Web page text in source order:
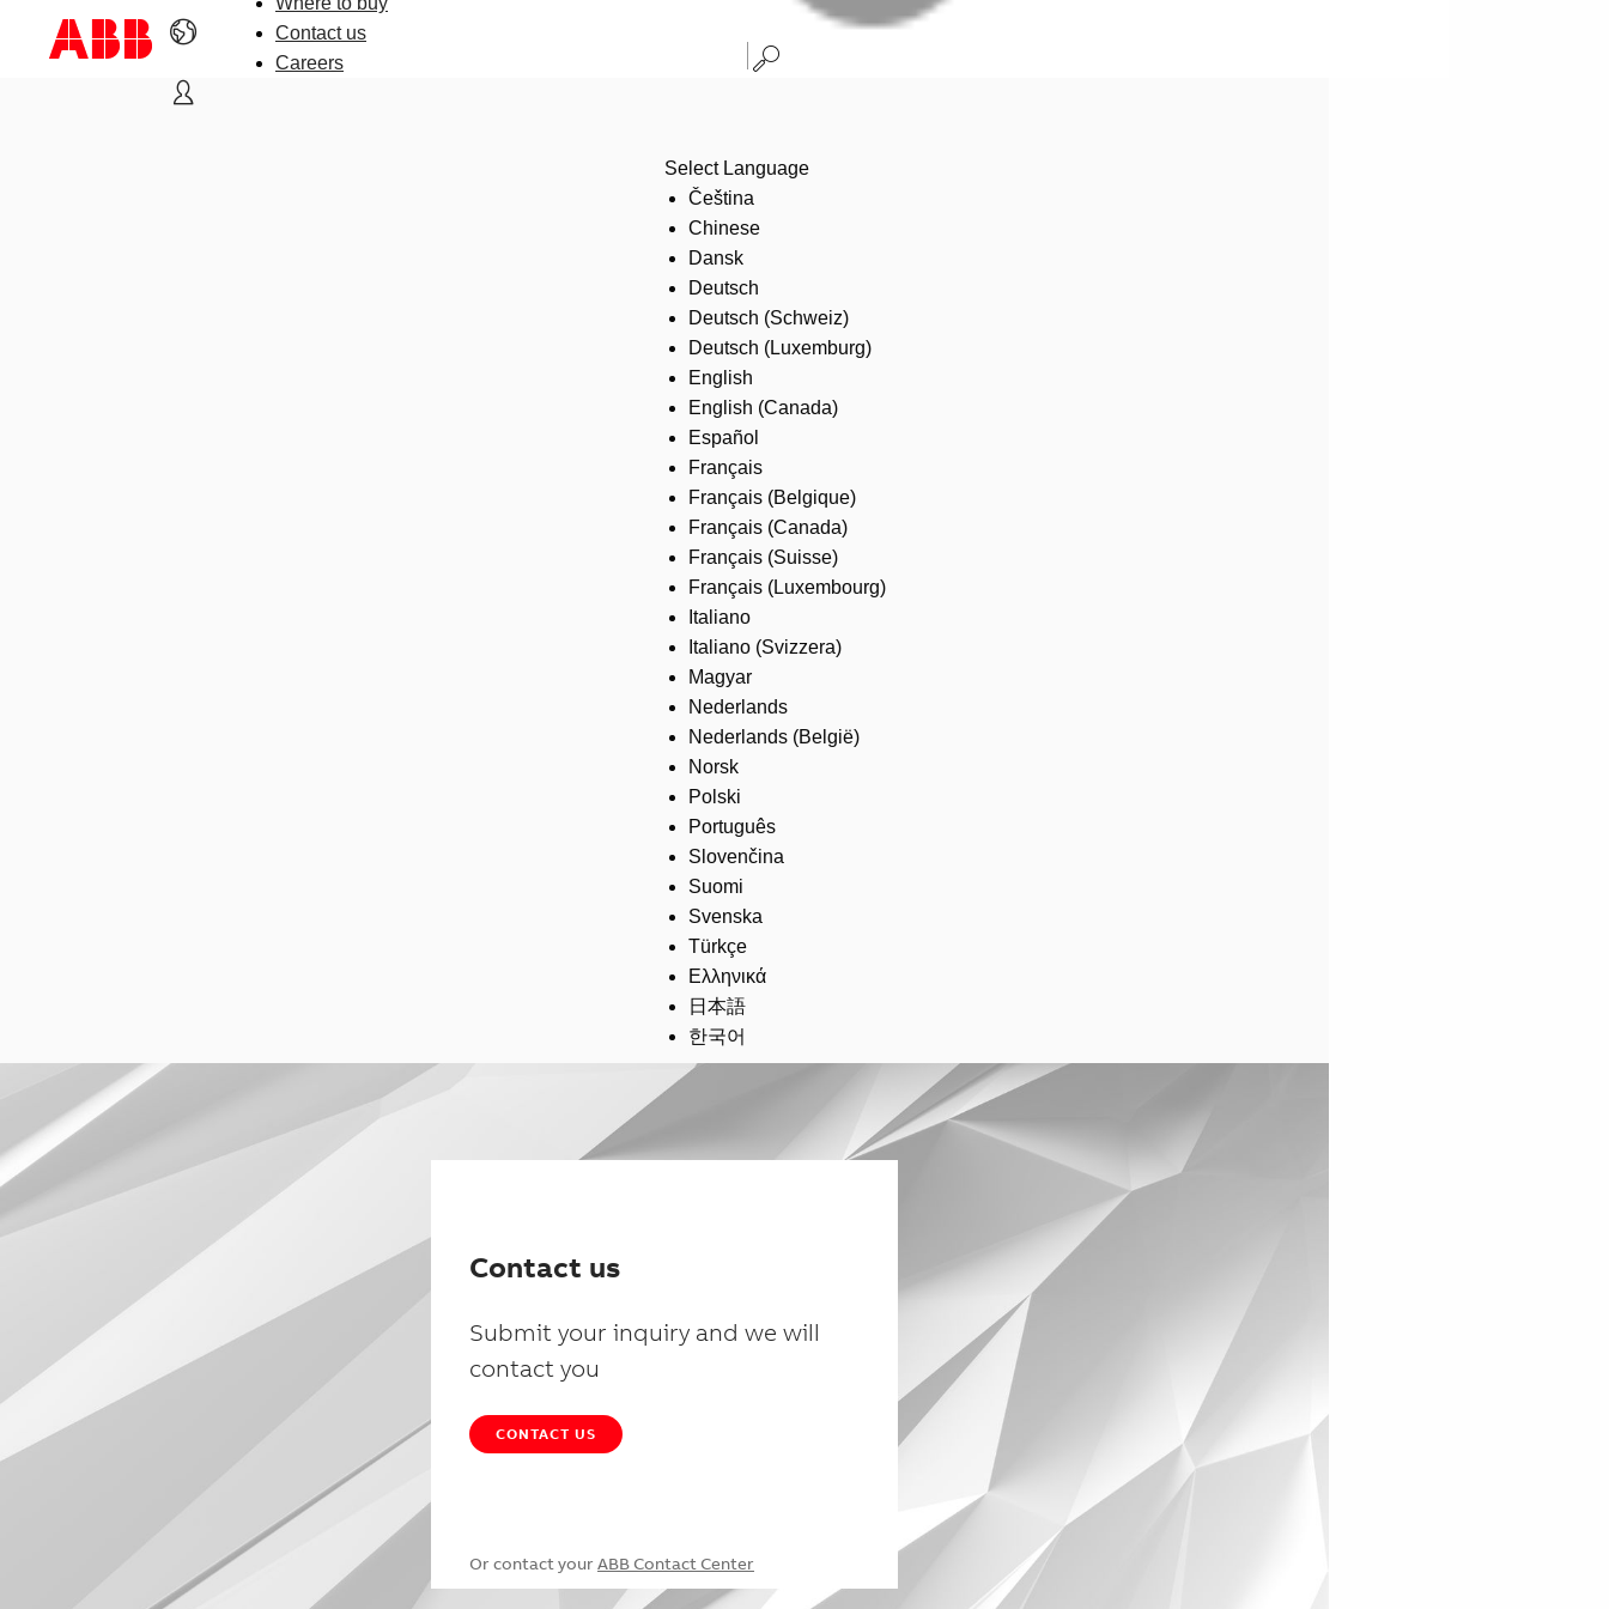
Contact us
Careers
Select Language
Čeština
Chinese
Dansk
Deutsch
Deutsch (Schweiz)
Deutsch (Luxemburg)
English
English (Canada)
Español
Français
Français (Belgique)
Français (Canada)
Français (Suisse)
Français (Luxembourg)
Italiano
Italiano (Svizzera)
Magyar
Nederlands
Nederlands (België)
Norsk
Polski
Português
Slovenčina
Suomi
Svenska
Türkçe
Ελληνικά
日本語
한국어
Contact us
Submit your inquiry and we will
contact you
CONTACT US
Or contact your ABB Contact Center